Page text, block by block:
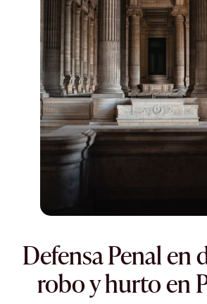
Defensa Penal en
robo y hurto en